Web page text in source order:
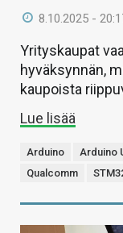
8.10.2025 -
Yrityskaupat
hyväksynnän,
kaupoista
Lue lisää
Arduino Arduino
Qualcomm